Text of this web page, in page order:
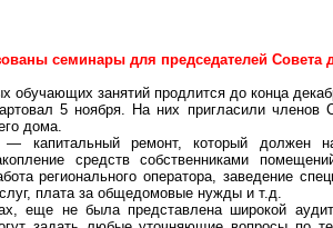
семинары для председателей Совета
обучающих занятий продлится до конца
5 ноября. На них пригласили
дома.
— капитальный ремонт, который должен
средств собственниками
регионального оператора, заведение
плата за общедомовые нужды и т.д.
еще не была представлена широкой